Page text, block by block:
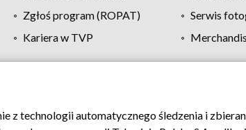
Zgłoś program (ROPAT)
Serwis
Kariera w TVP
Moje zgody Pomoc Biuro
z technologii automatycznego śledzenia i